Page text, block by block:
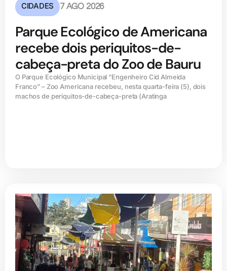
CIDADES 7 AGO 2026
Parque Ecológico de Americana
recebe dois periquitos-de-
cabeça-preta do Zoo de Bauru
O Parque Ecológico Municipal “Engenheiro Cid Almeida
Franco” – Zoo Americana recebeu, nesta quarta-feira (5), dois
machos de periquitos-de-cabeça-preta (Aratinga